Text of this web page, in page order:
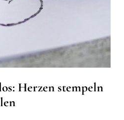
Herzen stempeln